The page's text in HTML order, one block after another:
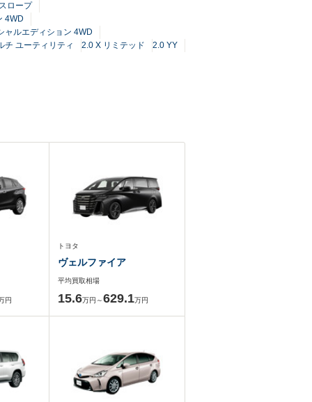
ロープ
4WD
ャルエディション 4WD
チ ユーティリティ 2.0 X リミテッド
2.0 YY
円
トヨタ
ヴェルファイア
平均買取相場
15.6万円～629.1万円